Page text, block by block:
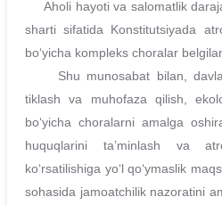
Aholi hayoti va salomatlik
sharti sifatida Konstitutsiyada
boʻyicha kompleks choralar
Shu munosabat bilan, davlat
tiklash va muhofaza qilish,
boʻyicha choralarni amalga
huquqlarini taʼminlash va
koʻrsatilishiga yoʻl qoʻymaslik
sohasida jamoatchilik nazoratini